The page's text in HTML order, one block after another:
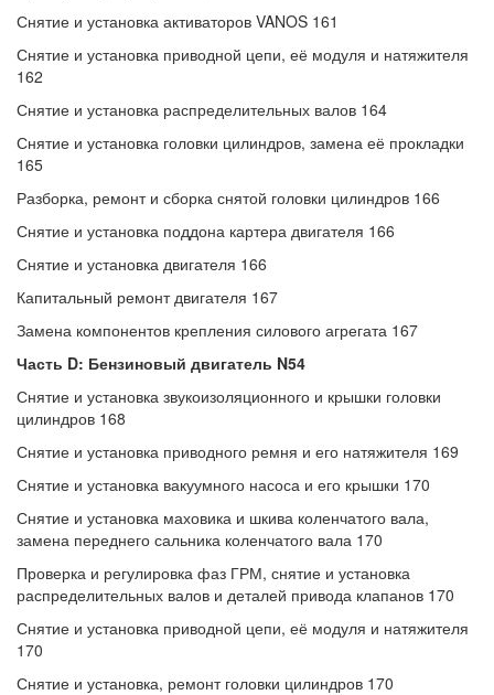
Снятие и установка активаторов VANOS 161
Снятие и установка приводной цепи, её модуля и натяжителя
162
Снятие и установка распределительных валов 164
Снятие и установка головки цилиндров, замена её прокладки
165
Разборка, ремонт и сборка снятой головки цилиндров 166
Снятие и установка поддона картера двигателя 166
Снятие и установка двигателя 166
Капитальный ремонт двигателя 167
Замена компонентов крепления силового агрегата 167
Часть D: Бензиновый двигатель N54
Снятие и установка звукоизоляционного и крышки головки
цилиндров 168
Снятие и установка приводного ремня и его натяжителя 169
Снятие и установка вакуумного насоса и его крышки 170
Снятие и установка маховика и шкива коленчатого вала,
замена переднего сальника коленчатого вала 170
Проверка и регулировка фаз ГРМ, снятие и установка
распределительных валов и деталей привода клапанов 170
Снятие и установка приводной цепи, её модуля и натяжителя
170
Снятие и установка, ремонт головки цилиндров 170